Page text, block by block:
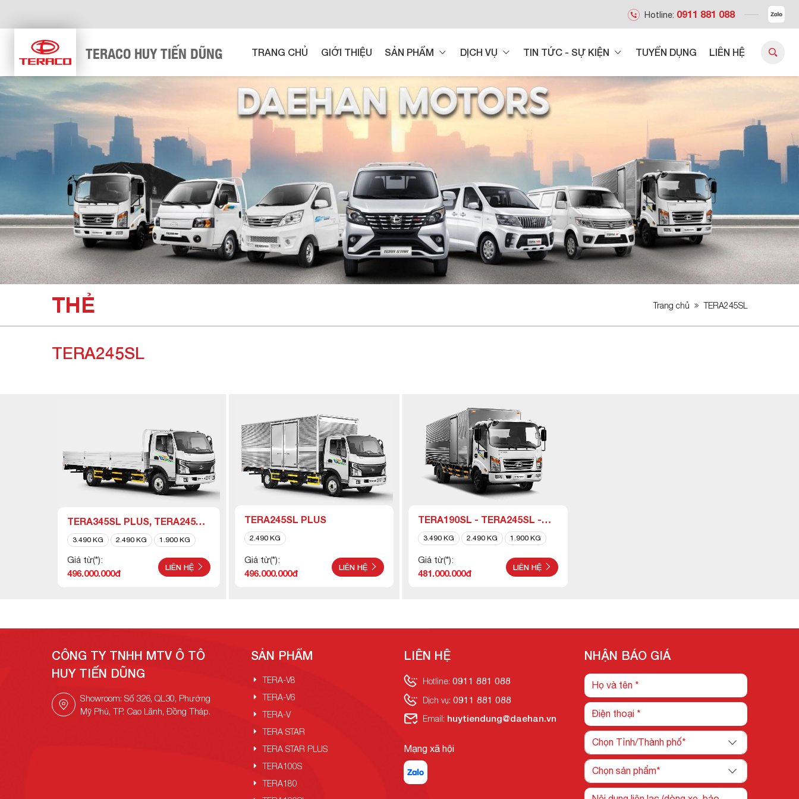
Hotline: 0911 881 088
TERACO HUY TIẾN DŨNG TRANG CHỦ GIỚI THIỆU SẢN PHẨM DỊCH VỤ TIN TỨC - SỰ KIỆN TUYỂN DỤNG LIÊN HỆ
THẺ Trang chủ TERA245SL
TERA245SL
TERA345SL PLUS, TERA245SL
PLUS, TERA190SL PLUS
3.490 KG 2.490 KG 1.900 KG
Giá từ(*):
496.000.000đ
LIÊN HỆ
TERA245SL PLUS
2.490 KG
Giá từ(*):
496.000.000đ
LIÊN HỆ
TERA190SL - TERA245SL -
TERA345SL
3.490 KG 2.490 KG 1.900 KG
Giá từ(*):
481.000.000đ
LIÊN HỆ
CÔNG TY TNHH MTV Ô TÔ
HUY TIẾN DŨNG
Showroom: Số 326, QL30, Phường
Mỹ Phú, TP. Cao Lãnh, Đồng Tháp.
SẢN PHẨM
TERA-V8
TERA-V6
TERA-V
TERA STAR
TERA STAR PLUS
TERA100S
TERA180
LIÊN HỆ
Hotline:0911 881 088
Dịch vụ:0911 881 088
Email: huytiendung@daehan.vn
Mạng xã hội
NHẬN BÁO GIÁ